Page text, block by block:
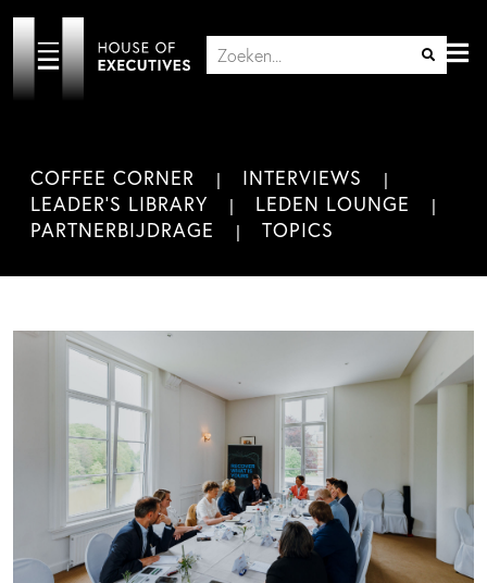
COFFEE CORNER
INTERVIEWS
LEADER'S LIBRARY
LEDEN LOUNGE
PARTNERBIJDRAGE
TOPICS